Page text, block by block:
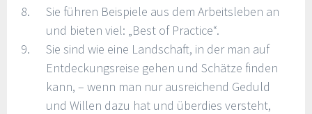
Sie führen Beispiele aus dem Arbeitsleben an
und bieten viel: „Best of Practice“.
Sie sind wie eine Landschaft, in der man auf
Entdeckungsreise gehen und Schätze finden
kann, – wenn man nur ausreichend Geduld
und Willen dazu hat und überdies versteht,